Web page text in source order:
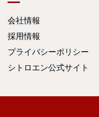
会社情報
採用情報
プライバシーポリシー
シトロエン公式サイト